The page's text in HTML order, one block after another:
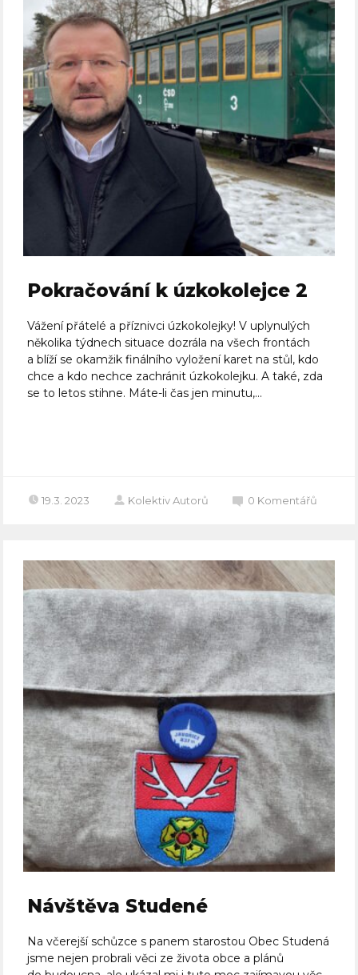
Pokračování k úzkokolejce 2
Vážení přátelé a příznivci úzkokolejky! V uplynulých
několika týdnech situace dozrála na všech frontách
a blíží se okamžik finálního vyložení karet na stůl, kdo
chce a kdo nechce zachránit úzkokolejku. A také, zda
se to letos stihne. Máte-li čas jen minutu,...
19.3. 2023 Kolektiv Autorů 0 Komentářů
Návštěva Studené
Na včerejší schůzce s panem starostou Obec Studená
jsme nejen probrali věci ze života obce a plánů